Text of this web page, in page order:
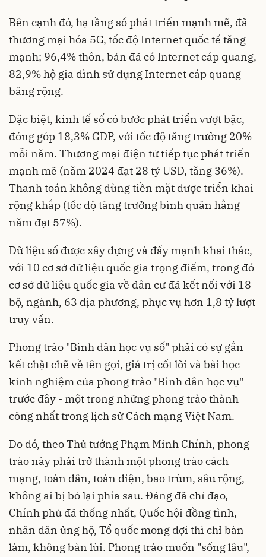
Bên cạnh đó, hạ tầng số phát triển mạnh mẽ, đã
thương mại hóa 5G, tốc độ Internet quốc tế tăng
mạnh; 96,4% thôn, bản đã có Internet cáp quang,
82,9% hộ gia đình sử dụng Internet cáp quang
băng rộng.
Đặc biệt, kinh tế số có bước phát triển vượt bậc,
đóng góp 18,3% GDP, với tốc độ tăng trưởng 20%
mỗi năm. Thương mại điện tử tiếp tục phát triển
mạnh mẽ (năm 2024 đạt 28 tỷ USD, tăng 36%).
Thanh toán không dùng tiền mặt được triển khai
rộng khắp (tốc độ tăng trưởng bình quân hằng
năm đạt 57%).
Dữ liệu số được xây dựng và đẩy mạnh khai thác,
với 10 cơ sở dữ liệu quốc gia trọng điểm, trong đó
cơ sở dữ liệu quốc gia về dân cư đã kết nối với 18
bộ, ngành, 63 địa phương, phục vụ hơn 1,8 tỷ lượt
truy vấn.
Phong trào "Bình dân học vụ số" phải có sự gắn
kết chặt chẽ về tên gọi, giá trị cốt lõi và bài học
kinh nghiệm của phong trào "Bình dân học vụ"
trước đây - một trong những phong trào thành
công nhất trong lịch sử Cách mạng Việt Nam.
Do đó, theo Thủ tướng Phạm Minh Chính, phong
trào này phải trở thành một phong trào cách
mạng, toàn dân, toàn diện, bao trùm, sâu rộng,
không ai bị bỏ lại phía sau. Đảng đã chỉ đạo,
Chính phủ đã thống nhất, Quốc hội đồng tình,
nhân dân ủng hộ, Tổ quốc mong đợi thì chỉ bàn
làm, không bàn lùi. Phong trào muốn "sống lâu",